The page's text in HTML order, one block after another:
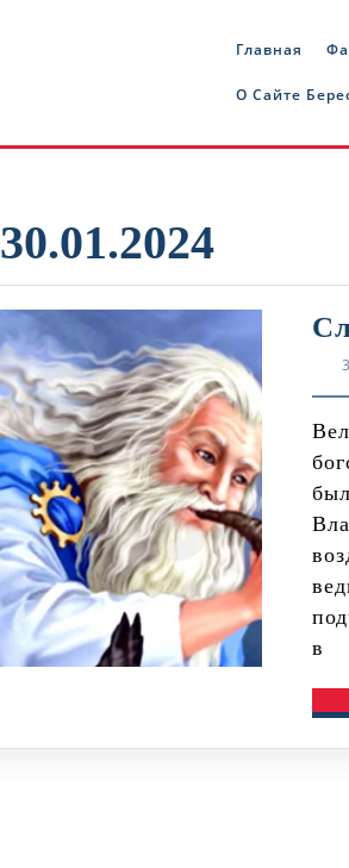
Главная
О Сайте
30.01.2024
Велик и силен пантеон языческих
в